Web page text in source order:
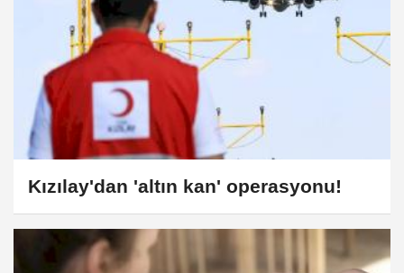
Kızılay'dan 'altın kan' operasyonu!